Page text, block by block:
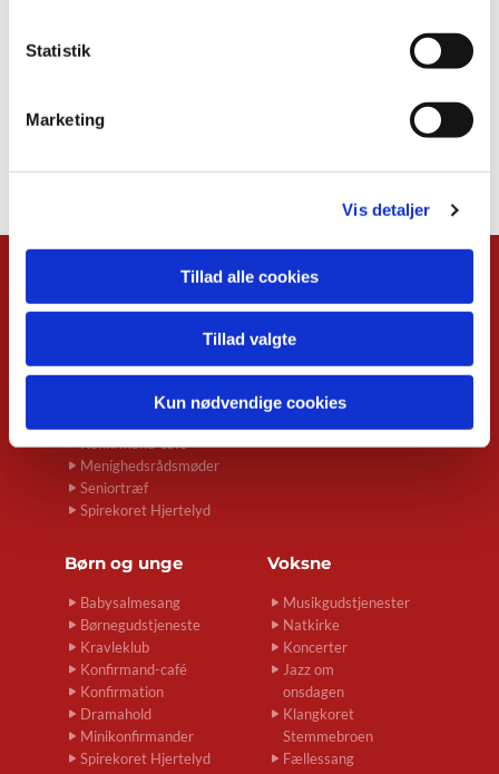
Statistik
Marketing
Vis detaljer
Tillad alle cookies
Tillad valgte
Kun nødvendige cookies
Babysalmesang
Konfirmand-café
Menighedsrådsmøder
Seniortræf
Spirekoret Hjertelyd
Børn og unge
Babysalmesang
Børnegudstjeneste
Kravleklub
Konfirmand-café
Konfirmation
Dramahold
Minikonfirmander
Spirekoret Hjertelyd
Voksne
Musikgudstjenester
Natkirke
Koncerter
Jazz om
onsdagen
Klangkoret
Stemmebroen
Fællessang